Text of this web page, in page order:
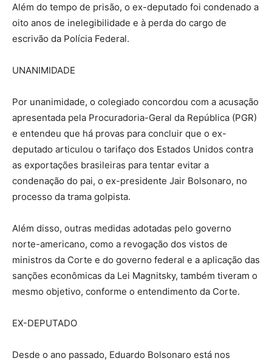
Além do tempo de prisão, o ex-deputado foi condenado a
oito anos de inelegibilidade e à perda do cargo de
escrivão da Polícia Federal.
UNANIMIDADE
Por unanimidade, o colegiado concordou com a acusação
apresentada pela Procuradoria-Geral da República (PGR)
e entendeu que há provas para concluir que o ex-
deputado articulou o tarifaço dos Estados Unidos contra
as exportações brasileiras para tentar evitar a
condenação do pai, o ex-presidente Jair Bolsonaro, no
processo da trama golpista.
Além disso, outras medidas adotadas pelo governo
norte-americano, como a revogação dos vistos de
ministros da Corte e do governo federal e a aplicação das
sanções econômicas da Lei Magnitsky, também tiveram o
mesmo objetivo, conforme o entendimento da Corte.
EX-DEPUTADO
Desde o ano passado, Eduardo Bolsonaro está nos